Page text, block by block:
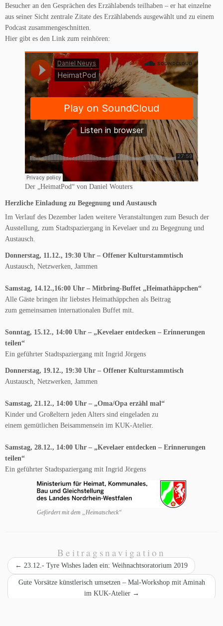
Besucher an den Gesprächen des Erzählabends teilhaben – er hat einzelne
aus seiner Sicht zentrale Zitate des Erzählabends ausgewählt und zu einem
Podcast zusammengeschnitten.
Hier gibt es den Link zum reinhören:
Der „HeimatPod“ von Daniel Wouters
Herzliche Einladung zu Begegnung und Austausch
Im Verlauf des Dezember laden weitere Veranstaltungen zum Besuch der
Ausstellung, zum Stadtspaziergang in Kevelaer und zu Begegnung und
Austausch.
Donnerstag, 11.12., 19:30 Uhr – Offener Kulturstammtisch
Austausch, Netzwerken, Jammen
Samstag, 14.12.,16:00 Uhr – Mitbring-Buffet „Heimathäppchen“
Alle Gäste bringen ihr liebstes Heimathäppchen als Beitrag
zum gemeinsamen internationalen Buffet mit.
Sonntag, 15.12., 14:00 Uhr – „Kevelaer entdecken – Erinnerungen
teilen“
Ein geführter Stadtspaziergang mit Ingrid Jörgens
Donnerstag, 19.12., 19:30 Uhr – Offener Kulturstammtisch
Austausch, Netzwerken, Jammen
Samstag, 21.12., 14:00 Uhr – „Oma/Opa erzähl mal“
Kinder und Großeltern jeden Alters sind eingeladen zu
einem gemütlichen Beisammensein im KUK-Atelier.
Samstag, 28.12., 14:00 Uhr – „Kevelaer entdecken – Erinnerungen
teilen“
Ein geführter Stadtspaziergang mit Ingrid Jörgens
Gefördert mit dem „Heimatscheck“
Beitragsnavigation
← 23.12.- Tyre Wishes laden ein: Weihnachtsoratorium 2019
Gute Vorsätze künstlerisch umsetzen – Mal-Workshop mit Aminah
im KUK-Atelier →